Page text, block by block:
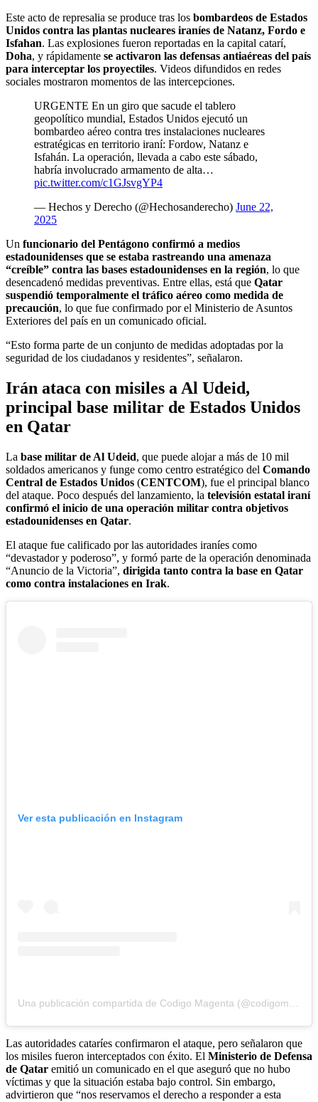
Este acto de represalia se produce tras los bombardeos de Estados
Unidos contra las plantas nucleares iraníes de Natanz, Fordo e
Isfahan. Las explosiones fueron reportadas en la capital catarí,
Doha, y rápidamente se activaron las defensas antiaéreas del país
para interceptar los proyectiles. Videos difundidos en redes
sociales mostraron momentos de las intercepciones.
URGENTE En un giro que sacude el tablero
geopolítico mundial, Estados Unidos ejecutó un
bombardeo aéreo contra tres instalaciones nucleares
estratégicas en territorio iraní: Fordow, Natanz e
Isfahán. La operación, llevada a cabo este sábado,
habría involucrado armamento de alta…
pic.twitter.com/c1GJsvgYP4
— Hechos y Derecho (@Hechosanderecho) June 22,
2025
Un funcionario del Pentágono confirmó a medios
estadounidenses que se estaba rastreando una amenaza
“creíble” contra las bases estadounidenses en la región, lo que
desencadenó medidas preventivas. Entre ellas, está que Qatar
suspendió temporalmente el tráfico aéreo como medida de
precaución, lo que fue confirmado por el Ministerio de Asuntos
Exteriores del país en un comunicado oficial.
“Esto forma parte de un conjunto de medidas adoptadas por la
seguridad de los ciudadanos y residentes”, señalaron.
Irán ataca con misiles a Al Udeid,
principal base militar de Estados Unidos
en Qatar
La base militar de Al Udeid, que puede alojar a más de 10 mil
soldados americanos y funge como centro estratégico del Comando
Central de Estados Unidos (CENTCOM), fue el principal blanco
del ataque. Poco después del lanzamiento, la televisión estatal iraní
confirmó el inicio de una operación militar contra objetivos
estadounidenses en Qatar.
El ataque fue calificado por las autoridades iraníes como
“devastador y poderoso”, y formó parte de la operación denominada
“Anuncio de la Victoria”, dirigida tanto contra la base en Qatar
como contra instalaciones en Irak.
Ver esta publicación en Instagram
Las autoridades cataríes confirmaron el ataque, pero señalaron que
los misiles fueron interceptados con éxito. El Ministerio de Defensa
de Qatar emitió un comunicado en el que aseguró que no hubo
víctimas y que la situación estaba bajo control. Sin embargo,
advirtieron que “nos reservamos el derecho a responder a esta